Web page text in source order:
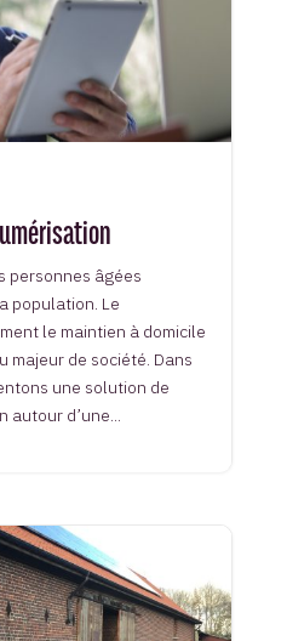
personnes âgées
population. Le
le maintien à domicile
majeur de société. Dans
une solution de
autour d’une...